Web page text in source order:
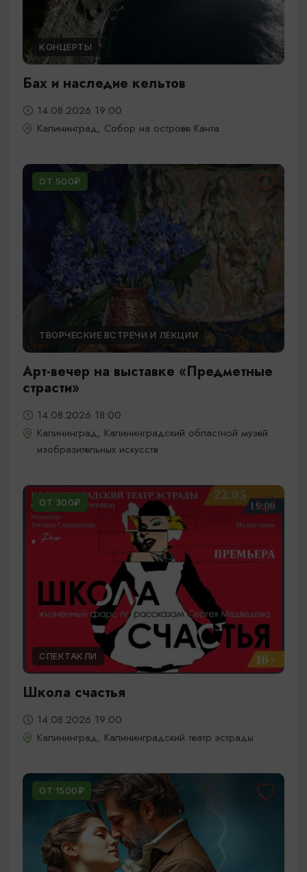
КОНЦЕРТЫ
Бах и наследие кельтов
14.08.2026 19:00
Калининград, Собор на острове Канта
ОТ 500₽
ТВОРЧЕСКИЕ ВСТРЕЧИ И ЛЕКЦИИ
Арт-вечер на выставке «Предметные
страсти»
14.08.2026 18:00
Калининград, Калининградский областной музей
изобразительных искусств
ОТ 300₽
СПЕКТАКЛИ
Школа счастья
14.08.2026 19:00
Калининград, Калининградский театр эстрады
ОТ 1500₽